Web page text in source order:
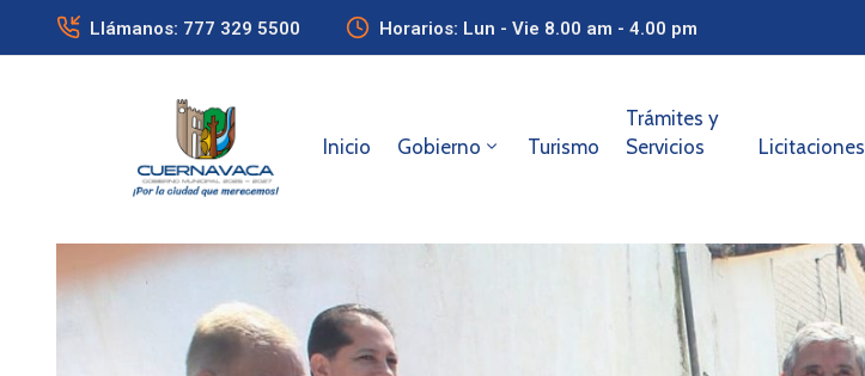
Llámanos: 777 329 5500 Horarios: Lun - Vie 8.00 am - 4.00 pm
Inicio Gobierno Turismo
Trámites y
Servicios
Licitaciones